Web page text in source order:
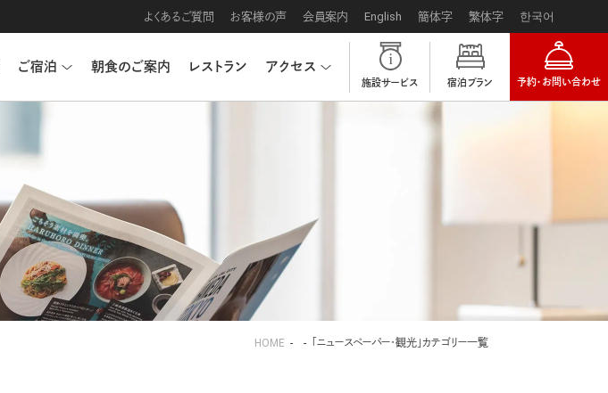
よくあるご質問 お客様の声 会員案内 English 簡体字 繁体字 한국어
ご宿泊 朝食のご案内 レストラン アクセス
施設サービス 宿泊プラン 予約・お問い合わせ
HOME 「ニュースペーパー・観光」カテゴリー一覧